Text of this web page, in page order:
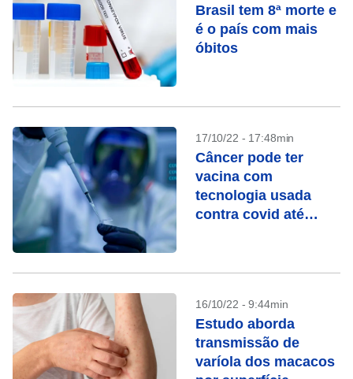
Brasil tem 8ª morte e
é o país com mais
óbitos
17/10/22 - 17:48min
Câncer pode ter
vacina com
tecnologia usada
contra covid até
16/10/22 - 9:44min
Estudo aborda
transmissão de
varíola dos macacos